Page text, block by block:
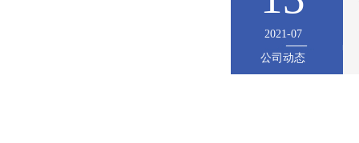
2021-07
公司动态